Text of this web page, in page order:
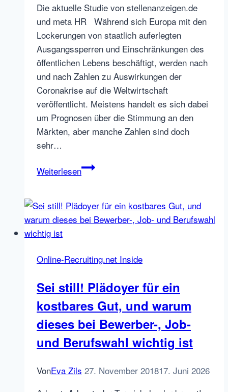
Die aktuelle Studie von stellenanzeigen.de
und meta HR Während sich Europa mit den
Lockerungen von staatlich auferlegten
Ausgangssperren und Einschränkungen des
öffentlichen Lebens beschäftigt, werden nach
und nach Zahlen zu Auswirkungen der
Coronakrise auf die Weltwirtschaft
veröffentlicht. Meistens handelt es sich dabei
um Prognosen über die Stimmung an den
Märkten, aber manche Zahlen sind doch
sehr…
WeiterlesenRecruiting
Coronakrise:
Stand
Ausblick,
und
Talent
Hacks
für
das
normale“
Online-Recruiting.net Inside
Sei still! Plädoyer für ein
kostbares Gut, und warum
dieses bei Bewerber-, Job-
und Berufswahl wichtig ist
VonEva Zils 27. November 201817. Juni 2026